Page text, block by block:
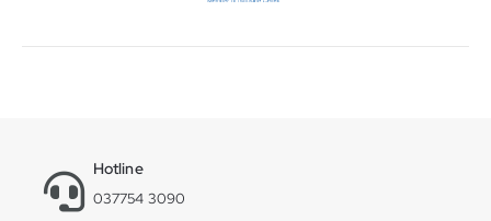
Hotline
037754 3090